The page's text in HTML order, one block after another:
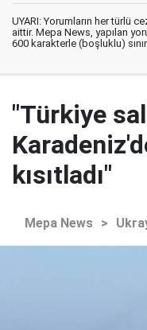
UYARI: Yorumların her türlü
aittir. Mepa News, yapılan
600 karakterle (boşluklu)
"Türkiye
kısıtladı"
Mepa News >